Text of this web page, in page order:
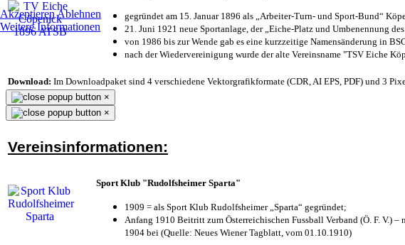
AkzeptierenAblehnen
Weitere Informationen
gegründet am 15. Januar 1896 als „Arbeiter-Turn- und Sport-Bund“
21. Juni 1921 neue Sportanlage, der „Eiche-Platz und Umbenennung
von 1986 bis zur Wende gab es eine kurzzeitige Namensänderung in
nach der Wiedervereinigung wurde der alte Vereinsname "TSV Eiche
Download: Im Downloadpaket sind 4 verschiedene Vektorgrafikformate (CDR, AI EPS, PDF) und 3
×
×
Vereinsinformationen:
Sport Klub "Rudolfsheimer Sparta"
1909 = als Sport Klub Rudolfsheimer „Sparta“ gegründet;
Anfang 1910 Beitritt zum Österreichischen Fussball Verband (Ö. F. V.)
1904 bei (Quelle: Neues Wiener Tagblatt, vom 01.10.1910)